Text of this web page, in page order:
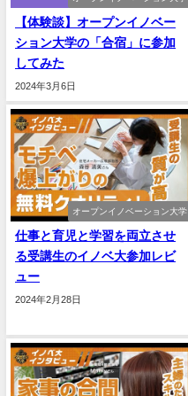
【体験談】オープンイノベー
ション大学の「合宿」に参加
してみた
2024年3月6日
オープンイノベーション大学
仕事と育児と学習を両立させ
る受講生のイノベ大参加レビ
ュー
2024年2月28日